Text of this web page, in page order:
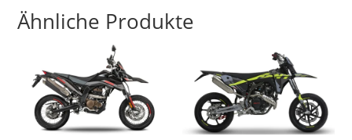
Ähnliche Produkte